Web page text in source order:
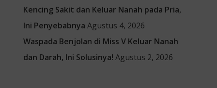
Kencing Sakit dan Keluar Nanah pada Pria,
Ini Penyebabnya Agustus 4, 2026
Waspada Benjolan di Miss V Keluar Nanah
dan Darah, Ini Solusinya! Agustus 2, 2026